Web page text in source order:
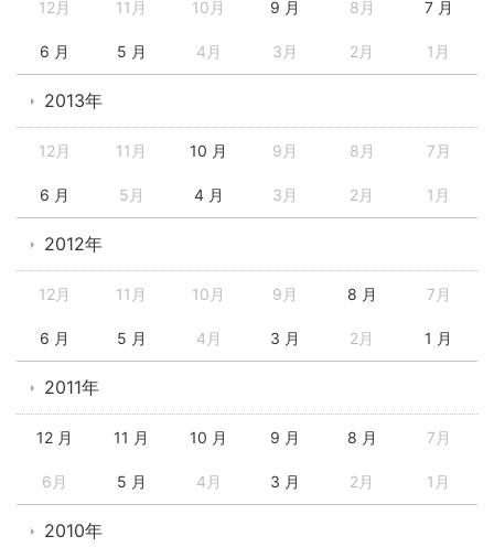
12月 11月 10月 9 月 8月 7 月
6 月 5 月 4月 3月 2月 1月
2013年
12月 11月 10 月 9月 8月 7月
6 月 5月 4 月 3月 2月 1月
2012年
12月 11月 10月 9月 8 月 7月
6 月 5 月 4月 3 月 2月 1 月
2011年
12 月 11 月 10 月 9 月 8 月 7月
6月 5 月 4月 3 月 2月 1月
2010年